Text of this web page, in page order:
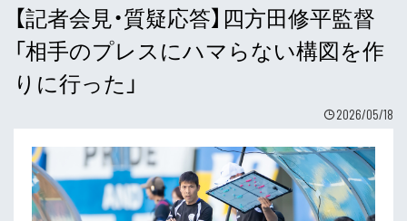
【記者会見・質疑応答】四方田修平監督
「相手のプレスにハマらない構図を作
りに行った」
2026/05/18